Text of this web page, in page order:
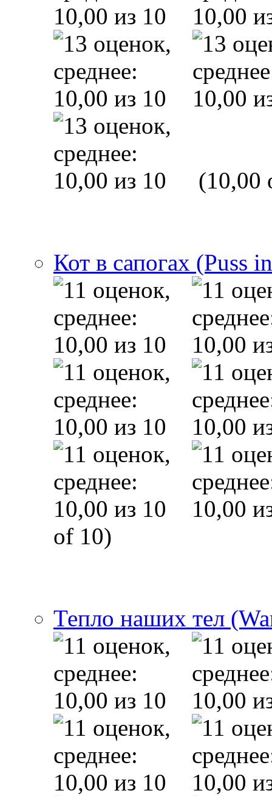
(10,00
Кот в сапогах (Puss
of 10)
Тепло наших тел